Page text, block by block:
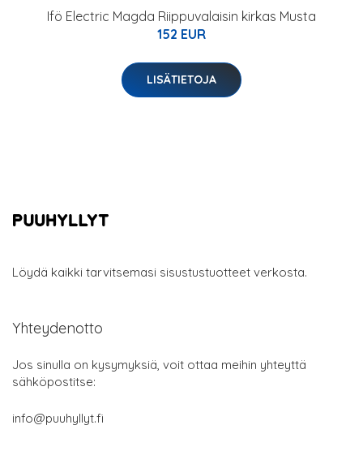
Ifö Electric Magda Riippuvalaisin kirkas Musta
152 EUR
LISÄTIETOJA
Löydä kaikki tarvitsemasi sisustustuotteet verkosta.
Yhteydenotto
Jos sinulla on kysymyksiä, voit ottaa meihin yhteyttä
sähköpostitse:
info@puuhyllyt.fi